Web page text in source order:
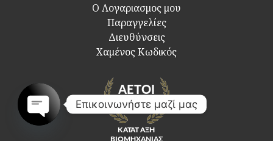
Ο Λογαριασμος μου
Παραγγελίες
Διευθύνσεις
Χαμένος Κωδικός
Επικοινωνήστε μαζί μας
chaty